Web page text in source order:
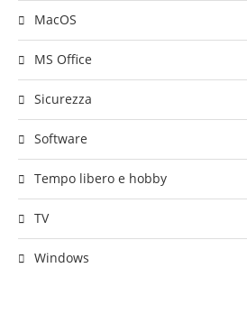
MacOS
MS Office
Sicurezza
Software
Tempo libero e hobby
TV
Windows